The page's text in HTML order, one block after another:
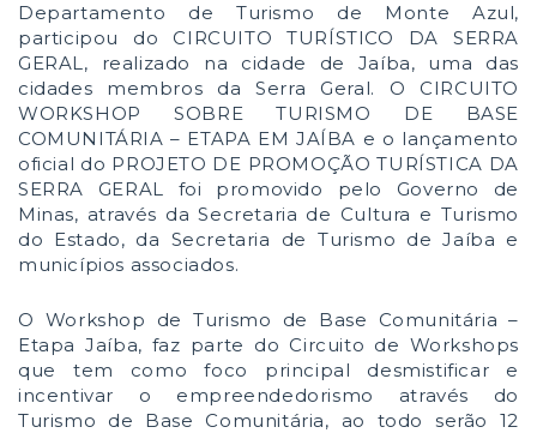
Departamento de Turismo de Monte Azul,
participou do CIRCUITO TURÍSTICO DA SERRA
GERAL, realizado na cidade de Jaíba, uma das
cidades membros da Serra Geral. O CIRCUITO
WORKSHOP SOBRE TURISMO DE BASE
COMUNITÁRIA – ETAPA EM JAÍBA e o lançamento
oficial do PROJETO DE PROMOÇÃO TURÍSTICA DA
SERRA GERAL foi promovido pelo Governo de
Minas, através da Secretaria de Cultura e Turismo
do Estado, da Secretaria de Turismo de Jaíba e
municípios associados.
O Workshop de Turismo de Base Comunitária –
Etapa Jaíba, faz parte do Circuito de Workshops
que tem como foco principal desmistificar e
incentivar o empreendedorismo através do
Turismo de Base Comunitária, ao todo serão 12